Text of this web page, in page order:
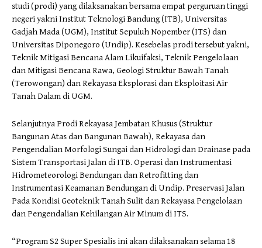
studi (prodi) yang dilaksanakan bersama empat perguruan tinggi
negeri yakni Institut Teknologi Bandung (ITB), Universitas
Gadjah Mada (UGM), Institut Sepuluh Nopember (ITS) dan
Universitas Diponegoro (Undip). Kesebelas prodi tersebut yakni,
Teknik Mitigasi Bencana Alam Likuifaksi, Teknik Pengelolaan
dan Mitigasi Bencana Rawa, Geologi Struktur Bawah Tanah
(Terowongan) dan Rekayasa Eksplorasi dan Eksploitasi Air
Tanah Dalam di UGM.
Selanjutnya Prodi Rekayasa Jembatan Khusus (Struktur
Bangunan Atas dan Bangunan Bawah), Rekayasa dan
Pengendalian Morfologi Sungai dan Hidrologi dan Drainase pada
Sistem Transportasi Jalan di ITB. Operasi dan Instrumentasi
Hidrometeorologi Bendungan dan Retrofitting dan
Instrumentasi Keamanan Bendungan di Undip. Preservasi Jalan
Pada Kondisi Geoteknik Tanah Sulit dan Rekayasa Pengelolaan
dan Pengendalian Kehilangan Air Minum di ITS.
“Program S2 Super Spesialis ini akan dilaksanakan selama 18